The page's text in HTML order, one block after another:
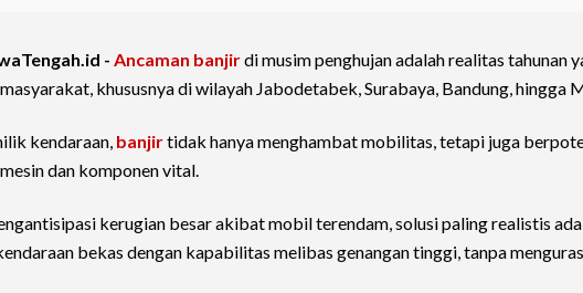
- Ancaman banjirdi musim penghujan adalah realitas tahunan
khususnya di wilayah Jabodetabek, Surabaya, Bandung, hingga
kendaraan, banjirtidak hanya menghambat mobilitas, tetapi juga
dan komponen vital.
kerugian besar akibat mobil terendam, solusi paling realistis
bekas dengan kapabilitas melibas genangan tinggi, tanpa